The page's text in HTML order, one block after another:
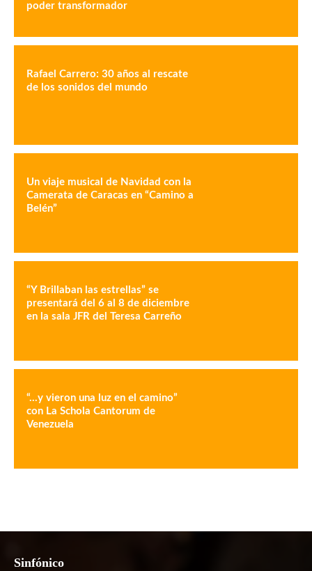
poder transformador
Rafael Carrero: 30 años al rescate
de los sonidos del mundo
Un viaje musical de Navidad con la
Camerata de Caracas en “Camino a
Belén”
“Y Brillaban las estrellas” se
presentará del 6 al 8 de diciembre
en la sala JFR del Teresa Carreño
“…y vieron una luz en el camino”
con La Schola Cantorum de
Venezuela
Sinfónico